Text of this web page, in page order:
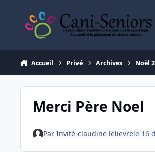
Accueil Privé Archives Noël
Merci Père Noel
Par Invité claudine lelievrele 16